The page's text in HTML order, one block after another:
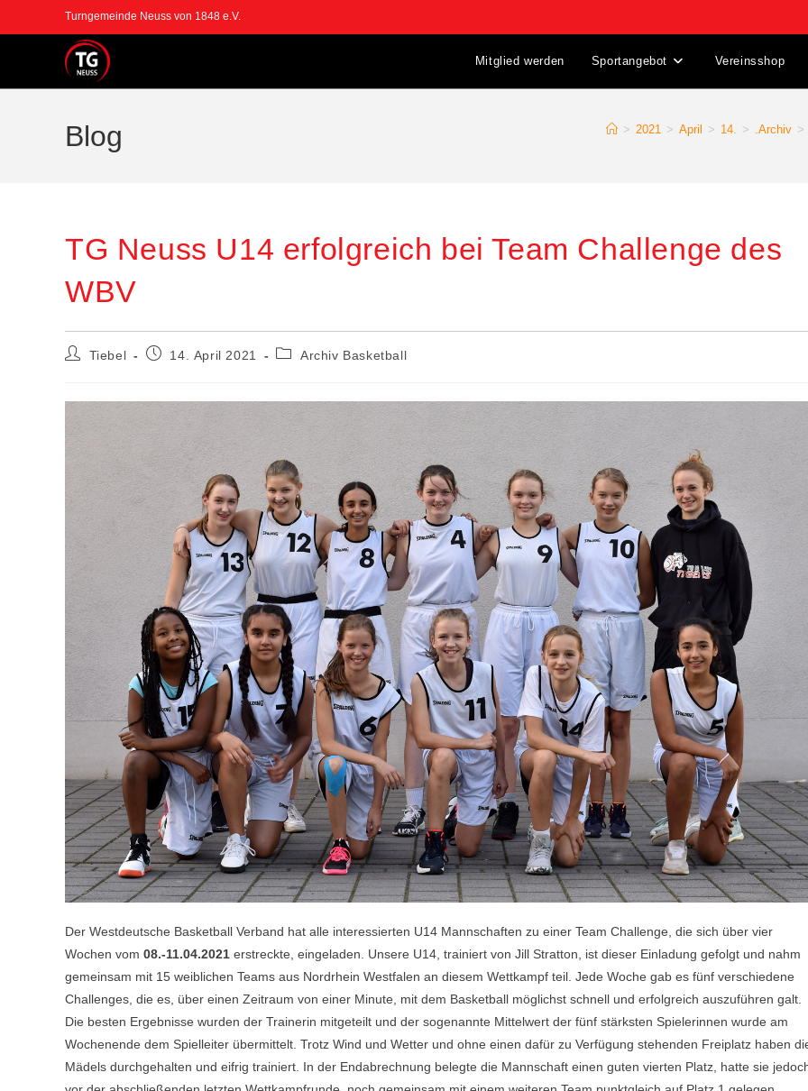
Inhalt
Turngemeinde Neuss von 1848 e.V.
Mitglied werden Sportangebot Vereinsshop
Blog > 2021 > April > 14. > .Archiv >
TG Neuss U14 erfolgreich bei Team Challenge des
WBV
Beitrags-
Tiebel
Beitrag14. April 2021
Beitrags-
Archiv Basketball
Der Westdeutsche Basketball Verband hat alle interessierten U14 Mannschaften zu einer Team Challenge, die sich über vier
Wochen vom 08.-11.04.2021 erstreckte, eingeladen. Unsere U14, trainiert von Jill Stratton, ist dieser Einladung gefolgt und nahm
gemeinsam mit 15 weiblichen Teams aus Nordrhein Westfalen an diesem Wettkampf teil. Jede Woche gab es fünf verschiedene
Challenges, die es, über einen Zeitraum von einer Minute, mit dem Basketball möglichst schnell und erfolgreich auszuführen galt.
Die besten Ergebnisse wurden der Trainerin mitgeteilt und der sogenannte Mittelwert der fünf stärksten Spielerinnen wurde am
Wochenende dem Spielleiter übermittelt. Trotz Wind und Wetter und ohne einen dafür zu Verfügung stehenden Freiplatz haben
Mädels durchgehalten und eifrig trainiert. In der Endabrechnung belegte die Mannschaft einen guten vierten Platz, hatte sie